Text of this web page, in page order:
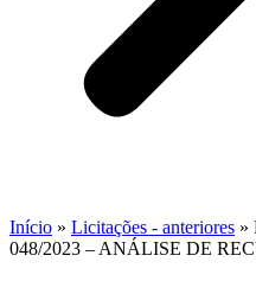
Início » Licitações - anteriores »
048/2023 – ANÁLISE DE